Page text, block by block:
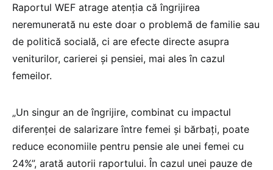
Raportul WEF atrage atenția că îngrijirea
neremunerată nu este doar o problemă de familie sau
de politică socială, ci are efecte directe asupra
veniturilor, carierei și pensiei, mai ales în cazul
femeilor.
„Un singur an de îngrijire, combinat cu impactul
diferenței de salarizare între femei și bărbați, poate
reduce economiile pentru pensie ale unei femei cu
24%”, arată autorii raportului. În cazul unei pauze de